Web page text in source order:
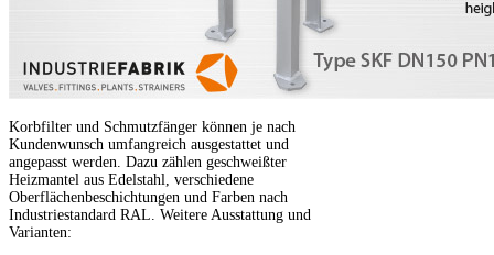
Korbfilter und Schmutzfänger können je nach
Kundenwunsch umfangreich ausgestattet und
angepasst werden. Dazu zählen geschweißter
Heizmantel aus Edelstahl, verschiedene
Oberflächenbeschichtungen und Farben nach
Industriestandard RAL. Weitere Ausstattung und
Varianten: